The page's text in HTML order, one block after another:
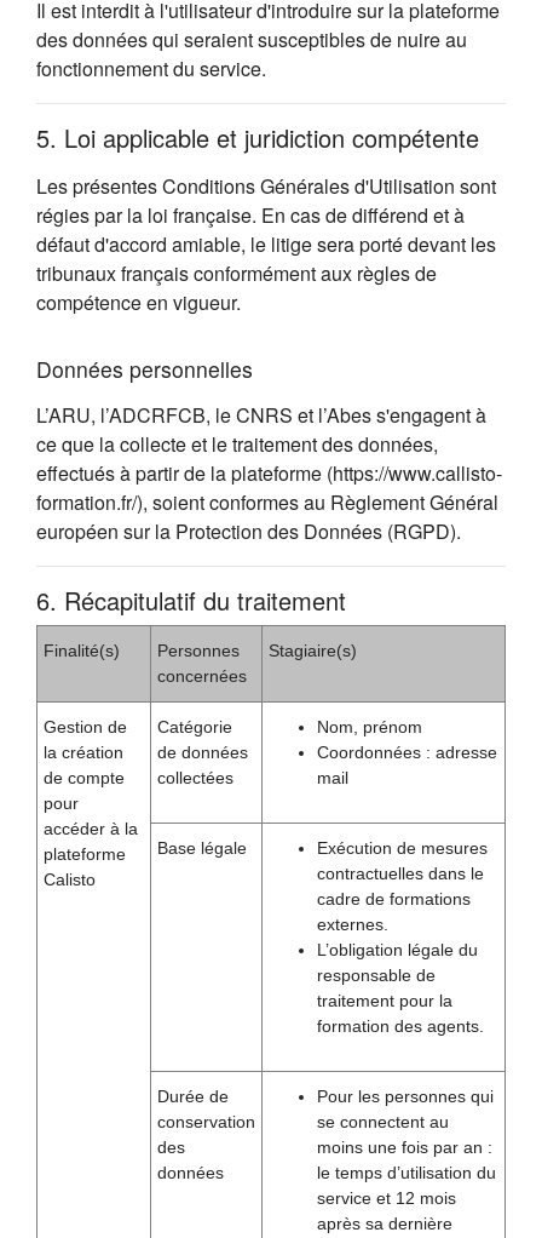
Il est interdit à l'utilisateur d'introduire sur la plateforme
des données qui seraient susceptibles de nuire au
fonctionnement du service.
5. Loi applicable et juridiction compétente
Les présentes Conditions Générales d'Utilisation sont
régies par la loi française. En cas de différend et à
défaut d'accord amiable, le litige sera porté devant les
tribunaux français conformément aux règles de
compétence en vigueur.
Données personnelles
L’ARU, l’ADCRFCB, le CNRS et l’Abes s'engagent à
ce que la collecte et le traitement des données,
effectués à partir de la plateforme (https://www.callisto-
formation.fr/), soient conformes au Règlement Général
européen sur la Protection des Données (RGPD).
6. Récapitulatif du traitement
Finalité(s)
Personnes
concernées
Stagiaire(s)
Gestion de
la création
de compte
pour
accéder à la
plateforme
Calisto
Catégorie
de données
collectées
Nom, prénom
Coordonnées : adresse
mail
Base légale
Exécution de mesures
contractuelles dans le
cadre de formations
externes.
L’obligation légale du
responsable de
traitement pour la
formation des agents.
Durée de
conservation
des
données
Pour les personnes qui
se connectent au
moins une fois par an :
le temps d’utilisation du
service et 12 mois
après sa dernière